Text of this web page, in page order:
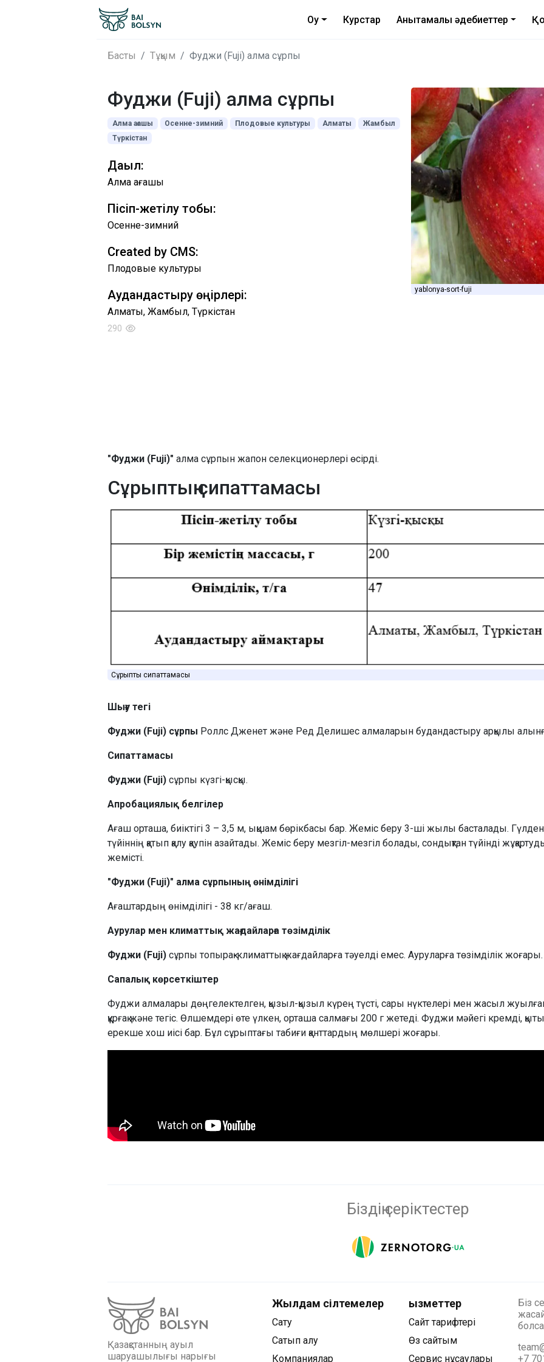
Оқу Курстар Анықтамалық әдебиеттер
Басты Тұқым Фуджи (Fuji) алма сұрпы
Фуджи (Fuji) алма сұрпы
Алма ағашы Осенне-зимний Плодовые культуры Алматы
Жамбыл
Түркістан
Дақыл:
Алма ағашы
Пісіп-жетілу тобы:
Осенне-зимний
Created by CMS:
Плодовые культуры
Аудандастыру өңірлері:
Алматы, Жамбыл, Түркістан
290
yablonya-sort-fuji
"Фуджи (Fuji)" алма сұрпын жапон селекционерлері өсірді.
Сұрыптың сипаттамасы
Сұрыптың сипаттамасы
Шығу тегі
Фуджи (Fuji) сұрпы Роллс Дженет және Ред Делишес алмаларын будандастыру арқылы
Сипаттамасы
Фуджи (Fuji) сұрпы күзгі-қысқы.
Апробациялық белгілер
Ағаш орташа, биіктігі 3 – 3,5 м, ықшам бөрікбасы бар. Жеміс беру 3-ші жылы басталады.
түйіннің қатып қалу қаупін азайтады. Жеміс беру мезгіл-мезгіл болады, сондықтан түйінді
жемісті.
"Фуджи (Fuji)" алма сұрпының өнімділігі
Ағаштардың өнімділігі - 38 кг/ағаш.
Аурулар мен климаттық жағдайларға төзімділік
Фуджи (Fuji) сұрпы топырақ-климаттық жағдайларға тәуелді емес. Ауруларға төзімділік жоғары.
Сапалық көрсеткіштер
Фуджи алмалары дөңгелектелген, қызыл-қызыл күрең түсті, сары нүктелері мен жасыл
құрғақ және тегіс. Өлшемдері өте үлкен, орташа салмағы 200 г жетеді. Фуджи мәйегі кремді,
ерекше хош иісі бар. Бұл сұрыптағы табиғи қанттардың мөлшері жоғары.
Біздің серіктестер
Қазақстанның ауыл
шаруашылығы нарығы
Жылдам сілтемелер
Сату
Сатып алу
Компаниялар
Қызметтер
Сайт тарифтері
Өз сайтым
Сервис нұсқаулары
Біз
+7